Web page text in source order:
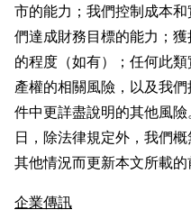
市的能力；我們控制成本
們達成財務目標的能力；
的程度（如有）；任何此
產權的相關風險，以及我
件中更詳盡說明的其他風
日，除法律規定外，我們
其他情況而更新本文所載的
企業傳訊